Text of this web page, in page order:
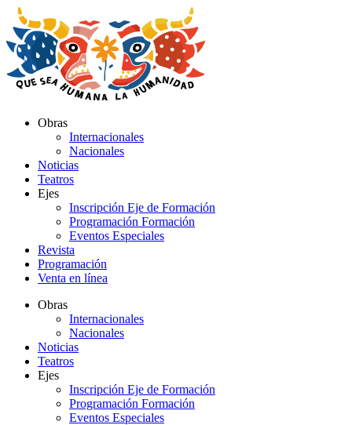
al
contenido
Obras
Internacionales
Nacionales
Noticias
Teatros
Ejes
Inscripción Eje de Formación
Programación Formación
Eventos Especiales
Revista
Programación
Venta en línea
Obras
Internacionales
Nacionales
Noticias
Teatros
Ejes
Inscripción Eje de Formación
Programación Formación
Eventos Especiales